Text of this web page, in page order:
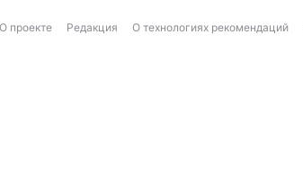
О проекте Редакция О технологиях рекомендаций